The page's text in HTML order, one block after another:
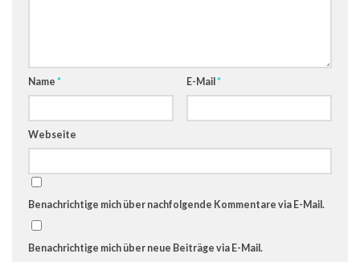
Name * E-Mail *
Webseite
Benachrichtige mich über nachfolgende Kommentare via E-Mail.
Benachrichtige mich über neue Beiträge via E-Mail.